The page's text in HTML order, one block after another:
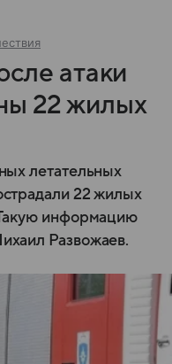
атаки
22 жилых
летательных
22 жилых
информацию
Развожаев.